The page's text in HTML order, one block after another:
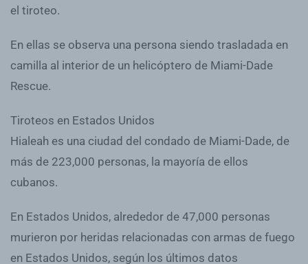
el tiroteo.
En ellas se observa una persona siendo trasladada en
camilla al interior de un helicóptero de Miami-Dade
Rescue.
Tiroteos en Estados Unidos
Hialeah es una ciudad del condado de Miami-Dade, de
más de 223,000 personas, la mayoría de ellos
cubanos.
En Estados Unidos, alrededor de 47,000 personas
murieron por heridas relacionadas con armas de fuego
en Estados Unidos, según los últimos datos